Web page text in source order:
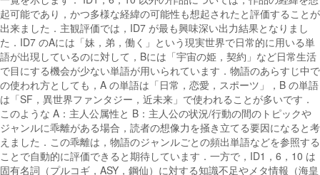
起可能であり，かつ多様な経緯の可能性も想起されたと評価することが
出来ました．主観評価では，ID7 が最も興味深い出力結果となりまし
た．ID7 のAには「妹，弟，働く」という現実世界で日常的に用いる単
語が出現しているのに対して，Bには「宇宙の姫，契約」など日常生活
で目にする機会が少ない単語が用いられています．物語のあらすじ中で
の使われ方としても，A の単語は「日常，恋愛，スポーツ」，B の単語
は「SF，異世界ファンタジー，近未来」で使われることが多いです．
このような A：主人公属性と B：主人公の状況/行動の間のトピックや
ジャンルに乖離がある場合，読者の想像力を掻き立てる要因になると考
えました．この乖離は，物語のジャンルごとの頻出単語などを参照する
ことで自動的に評価できると期待しています．一方で，ID1，6，10 は
固有名詞（プルコギ，ASY，鋼仙）に対する知識不足やメタ情報（海皇